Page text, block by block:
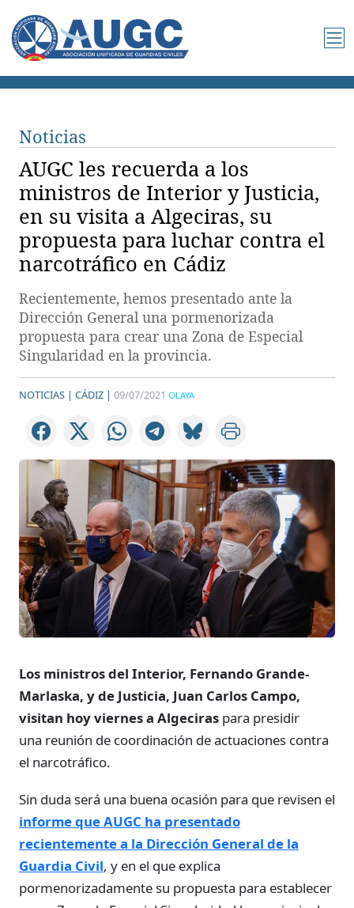
Noticias
AUGC les recuerda a los
ministros de Interior y Justicia,
en su visita a Algeciras, su
propuesta para luchar contra el
narcotráfico en Cádiz
Recientemente, hemos presentado ante la
Dirección General una pormenorizada
propuesta para crear una Zona de Especial
Singularidad en la provincia.
NOTICIAS | CÁDIZ | 09/07/2021 OLAYA
Los ministros del Interior, Fernando Grande-
Marlaska, y de Justicia, Juan Carlos Campo,
visitan hoy viernes a Algeciras para presidir
una reunión de coordinación de actuaciones contra
el narcotráfico.
Sin duda será una buena ocasión para que revisen el
informe que AUGC ha presentado
recientemente a la Dirección General de la
Guardia Civil, y en el que explica
pormenorizadamente su propuesta para establecer